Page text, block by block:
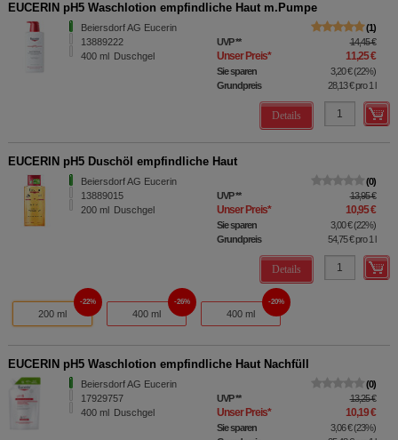
EUCERIN pH5 Waschlotion empfindliche Haut m.Pumpe
Beiersdorf AG Eucerin
13889222
400 ml Duschgel
1
UVP** 14,45 €
Unser Preis* 11,25 €
Sie sparen 3,20 €(22%)
Grundpreis
28,13 €pro 1 l
Details
EUCERIN pH5 Duschöl empfindliche Haut
Beiersdorf AG Eucerin
13889015
200 ml Duschgel
0
UVP** 13,95 €
Unser Preis* 10,95 €
Sie sparen 3,00 €(22%)
Grundpreis
54,75 €pro 1 l
Details
200 ml
22%
400 ml
26%
400 ml
20%
EUCERIN pH5 Waschlotion empfindliche Haut Nachfüll
Beiersdorf AG Eucerin
17929757
400 ml Duschgel
0
UVP** 13,25 €
Unser Preis* 10,19 €
Sie sparen 3,06 €(23%)